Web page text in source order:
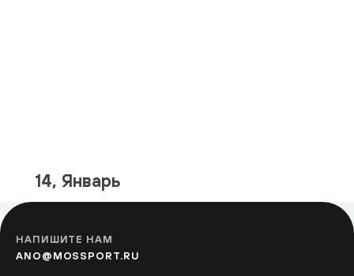
14, Январь
НАПИШИТЕ НАМ
ANO@MOSSPORT.RU